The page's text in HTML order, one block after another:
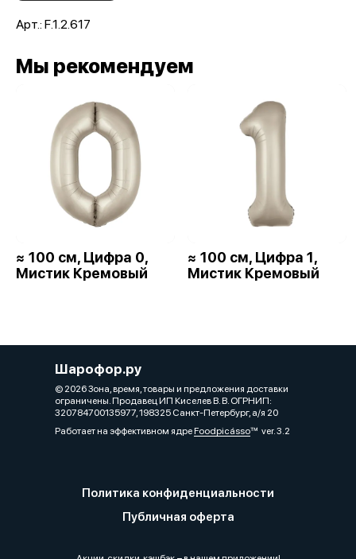
Арт.: F.1.2.617
Мы рекомендуем
≈ 100 см, Цифра 0,
Мистик Кремовый
≈ 100 см, Цифра 1,
Мистик Кремовый
Шарофор.ру
© 2026 Зона, время, товары и предложения доставки
ограничены. Продавец ИП Киселев В. В. ОГРНИП:
320784700135977, 198325 Санкт-Петербург, а/я 20
Работает на эффективном ядреFoodpicássover. 3.2
Политика конфиденциальности
Публичная оферта